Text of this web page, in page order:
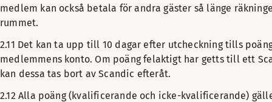
medlem kan också betala för andra gäster så länge
rummet.
2.11 Det kan ta upp till 10 dagar efter utcheckning tills
medlemmens konto. Om poäng felaktigt har getts till ett
kan dessa tas bort av Scandic efteråt.
2.12 Alla poäng (kvalificerande och icke-kvalificerande)